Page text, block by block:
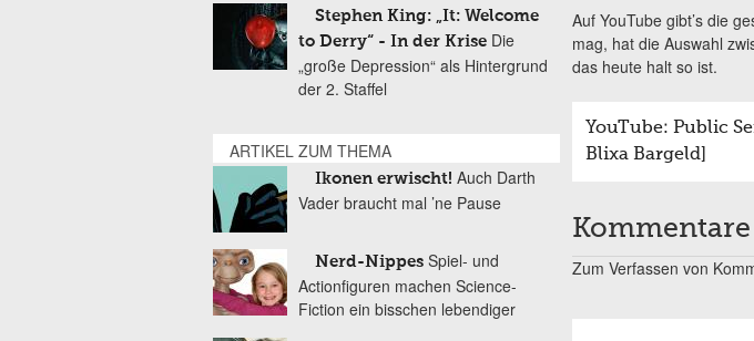
Auf YouTube gibt’s die
mag, hat die Auswahl
das heute halt so ist.
YouTube: Public
Blixa Bargeld]
Kommentare
Zum Verfassen von
Stephen King: „It: Welcome
to Derry“ - In der Krise Die
„große Depression“ als Hintergrund
der 2. Staffel
ARTIKEL ZUM THEMA
Ikonen erwischt! Auch Darth
Vader braucht mal ’ne Pause
Nerd-Nippes Spiel- und
Actionfiguren machen Science-
Fiction ein bisschen lebendiger